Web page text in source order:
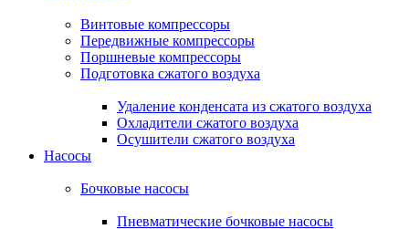
Винтовые компрессоры
Передвижные компрессоры
Поршневые компрессоры
Подготовка сжатого воздуха
Удаление конденсата из сжатого воздуха
Охладители сжатого воздуха
Осушители сжатого воздуха
Насосы
Бочковые насосы
Пневматические бочковые насосы